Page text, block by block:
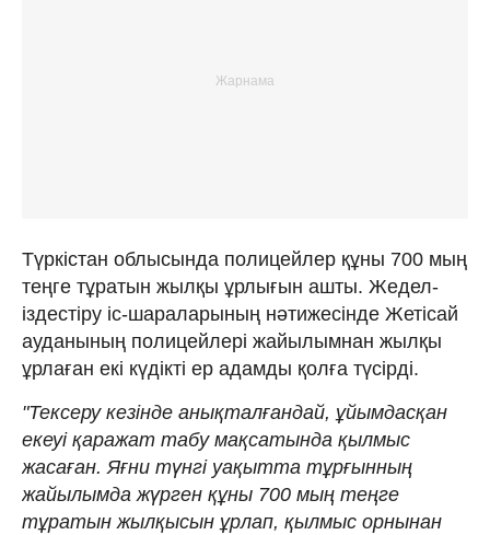
Түркістан облысында полицейлер құны 700 мың
теңге тұратын жылқы ұрлығын ашты. Жедел-
іздестіру іс-шараларының нәтижесінде Жетісай
ауданының полицейлері жайылымнан жылқы
ұрлаған екі күдікті ер адамды қолға түсірді.
"Тексеру кезінде анықталғандай, ұйымдасқан
екеуі қаражат табу мақсатында қылмыс
жасаған. Яғни түнгі уақытта тұрғынның
жайылымда жүрген құны 700 мың теңге
тұратын жылқысын ұрлап, қылмыс орнынан